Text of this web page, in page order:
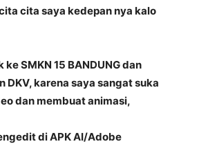
cita saya kedepan nya kalo
SMKN 15 BANDUNG dan
DKV, karena saya sangat suka
dan membuat animasi,
di APK AI/Adobe